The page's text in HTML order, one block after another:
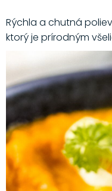
Rýchla a chutná
ktorý je prírodným